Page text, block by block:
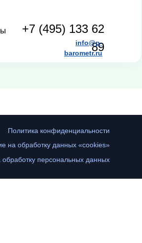
+7 (495) 133 62
89
info@p-
barometr.ru
Политика конфиденциальности
на обработку данных «cookies»
обработку персональных данных